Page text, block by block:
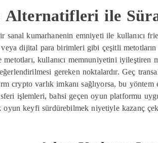
Alternatifleri ile
kumarhanenin emniyeti ile kullanıcı
dijital para birimleri gibi çeşitli
kullanıcı memnuniyetini
gereken noktalardır. Geç
crypto varlık imkanı sağlıyorsa, bu
işlemleri, bahsi geçen oyun platformu
keyfi sürdürebilmek niyetiyle kazanç